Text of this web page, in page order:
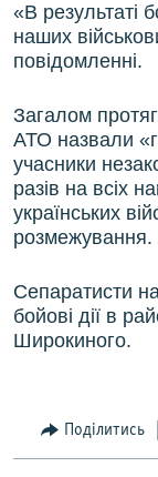
«В результаті
наших
повідомленні.
Загалом
АТО назвали
учасники
разів на всіх
українських
розмежування.
Сепаратисти
бойові дії в
Широкиного.
Поділитись